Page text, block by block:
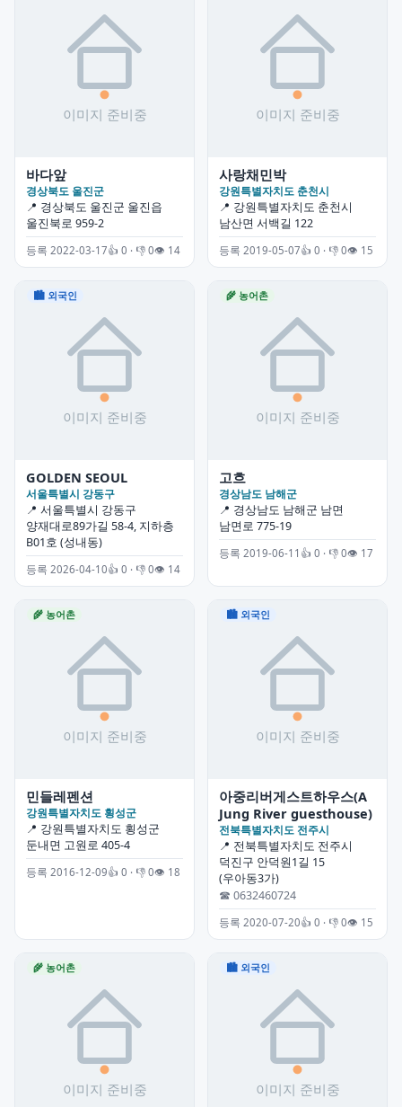
바다앞
경상북도 울진군
📍 경상북도 울진군 울진읍
울진북로 959-2
등록 2022-03-17👍 0 · 👎 0👁 14
사랑채민박
강원특별자치도 춘천시
📍 강원특별자치도 춘천시
남산면 서백길 122
등록 2019-05-07👍 0 · 👎 0👁 15
🏙 외국인
GOLDEN SEOUL
서울특별시 강동구
📍 서울특별시 강동구
양재대로89가길 58-4, 지하층
B01호 (성내동)
등록 2026-04-10👍 0 · 👎 0👁 14
🌾 농어촌
고흐
경상남도 남해군
📍 경상남도 남해군 남면
남면로 775-19
등록 2019-06-11 👍 0 · 👎 0👁 17
🌾 농어촌
민들레펜션
강원특별자치도 횡성군
📍 강원특별자치도 횡성군
둔내면 고원로 405-4
등록 2016-12-09👍 0 · 👎 0👁 18
🏙 외국인
아중리버게스트하우스(A
Jung River guesthouse)
전북특별자치도 전주시
📍 전북특별자치도 전주시
덕진구 안덕원1길 15
(우아동3가)
☎ 0632460724
등록 2020-07-20👍 0 · 👎 0👁 15
🌾 농어촌 🏙 외국인